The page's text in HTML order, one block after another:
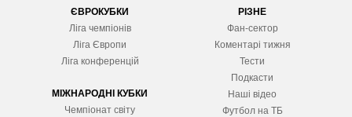
ЄВРОКУБКИ
Ліга чемпіонів
Ліга Європи
Ліга конференцій
МІЖНАРОДНІ КУБКИ
Чемпіонат світу
РІЗНЕ
Фан-сектор
Коментарі тижня
Тести
Подкасти
Наші відео
Футбол на ТБ